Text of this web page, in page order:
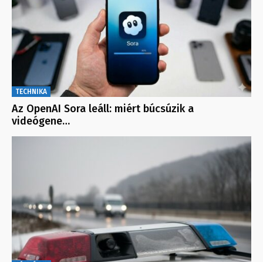
TECHNIKA
Az OpenAI Sora leáll: miért búcsúzik a
videógene…